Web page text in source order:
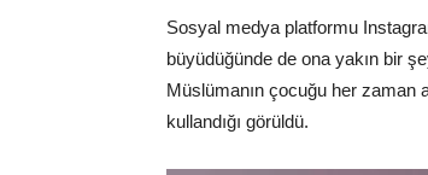
Sosyal medya platformu
büyüdüğünde de ona yakın bir
Müslümanın çocuğu her zaman
kullandığı görüldü.